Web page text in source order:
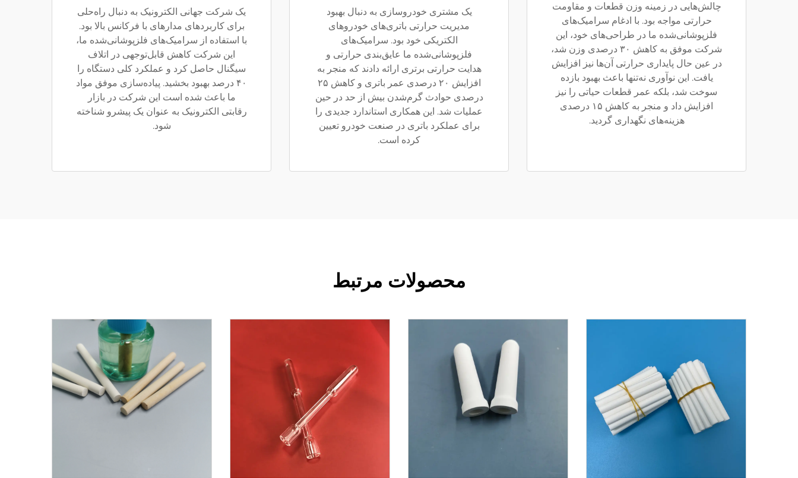
چالش‌هایی در زمینه وزن قطعات و مقاومت
حرارتی مواجه بود. با ادغام سرامیک‌های
فلزپوشانی‌شده ما در طراحی‌های خود، این
شرکت موفق به کاهش ۳۰ درصدی وزن شد،
در عین حال پایداری حرارتی آن‌ها نیز افزایش
یافت. این نوآوری نه‌تنها باعث بهبود بازده
سوخت شد، بلکه عمر قطعات حیاتی را نیز
افزایش داد و منجر به کاهش ۱۵ درصدی
هزینه‌های نگهداری گردید.
یک مشتری خودروسازی به دنبال بهبود
مدیریت حرارتی باتری‌های خودروهای
الکتریکی خود بود. سرامیک‌های
فلزپوشانی‌شده ما عایق‌بندی حرارتی و
هدایت حرارتی برتری ارائه دادند که منجر به
افزایش ۲۰ درصدی عمر باتری و کاهش ۲۵
درصدی حوادث گرم‌شدن بیش از حد در حین
عملیات شد. این همکاری استاندارد جدیدی را
برای عملکرد باتری در صنعت خودرو تعیین
کرده است.
یک شرکت جهانی الکترونیک به دنبال راه‌حلی
برای کاربردهای مدارهای با فرکانس بالا بود.
با استفاده از سرامیک‌های فلزپوشانی‌شده ما،
این شرکت کاهش قابل‌توجهی در اتلاف
سیگنال حاصل کرد و عملکرد کلی دستگاه را
۴۰ درصد بهبود بخشید. پیاده‌سازی موفق مواد
ما باعث شده است این شرکت در بازار
رقابتی الکترونیک به عنوان یک پیشرو شناخته
شود.
محصولات مرتبط